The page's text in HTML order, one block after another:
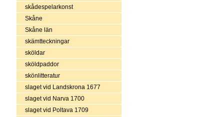
skådespelarkonst
Skåne
Skåne län
skämtteckningar
sköldar
sköldpaddor
skönlitteratur
slaget vid Landskrona 1677
slaget vid Narva 1700
slaget vid Poltava 1709